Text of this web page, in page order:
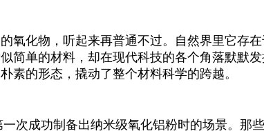
氧化物，听起来再普通不过。自然界里它存
简单的材料，却在现代科技的各个角落默默
素的形态，撬动了整个材料科学的跨越。
次成功制备出纳米级氧化铝粉时的场景。那